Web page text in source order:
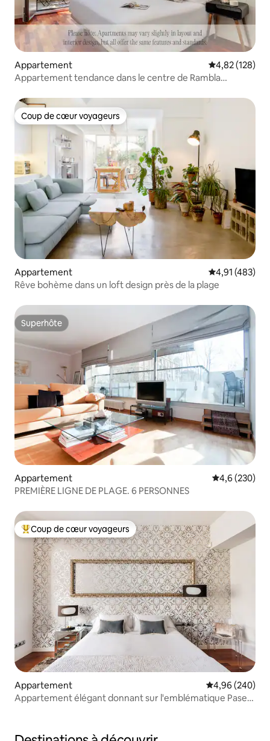
Appartement Évaluation
4,82 (128)
Appartement tendance dans le centre de Rambla
Coup de cœur voyageurs
Coup de cœur voyageurs
Appartement Évaluation
4,91 (483)
Rêve bohème dans un loft design près de la plage
Superhôte
Superhôte
Appartement Évaluation
4,6 (230)
PREMIÈRE LIGNE DE PLAGE. 6 PERSONNES
Coups de cœur voyageurs les plus appréciés
Coup de cœur voyageurs
Appartement Évaluation
4,96 (240)
Appartement élégant donnant sur l'emblématique Paseo